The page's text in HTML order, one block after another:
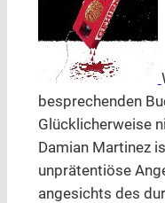
besprechenden
Glücklicherweise
Damian Martinez
unprätentiöse
angesichts des